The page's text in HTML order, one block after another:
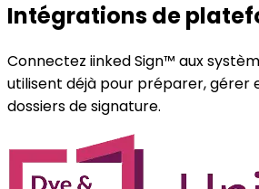
Intégrations de
Connectez iinked Sign™ aux
utilisent déjà pour préparer, gérer
dossiers de signature.